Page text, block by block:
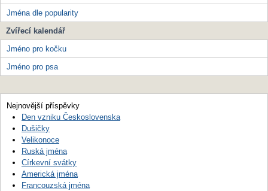
Jména dle popularity
Zvířecí kalendář
Jméno pro kočku
Jméno pro psa
Nejnovější příspěvky
Den vzniku Československa
Dušičky
Velikonoce
Ruská jména
Církevní svátky
Americká jména
Francouzská jména